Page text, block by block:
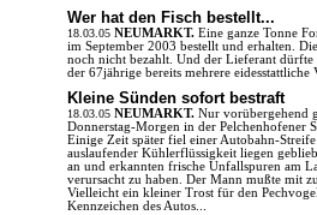
Wer hat den Fisch bestellt...
18.03.05 NEUMARKT. Eine ganze Tonne
im September 2003 bestellt und erhalten.
noch nicht bezahlt. Und der Lieferant dürfte
der 67jährige bereits mehrere eidesstattliche
Kleine Sünden sofort bestraft
18.03.05 NEUMARKT. Nur vorübergehend
Donnerstag-Morgen in der Pelchenhofener
Einige Zeit später fiel einer Autobahn-
auslaufender Kühlerflüssigkeit liegen
an und erkannten frische Unfallspuren am
verursacht zu haben. Der Mann mußte mit
Vielleicht ein kleiner Trost für den
Kennzeichen des Autos...